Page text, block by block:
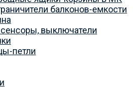
балконов-емкости
выключатели
петли